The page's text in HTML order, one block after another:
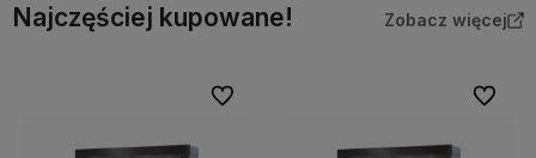
Najczęściej kupowane! Zobacz więcej
Do ulubionych Do